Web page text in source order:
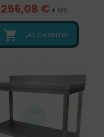
256,08 € + IVA
 ¡AL CARRITO!